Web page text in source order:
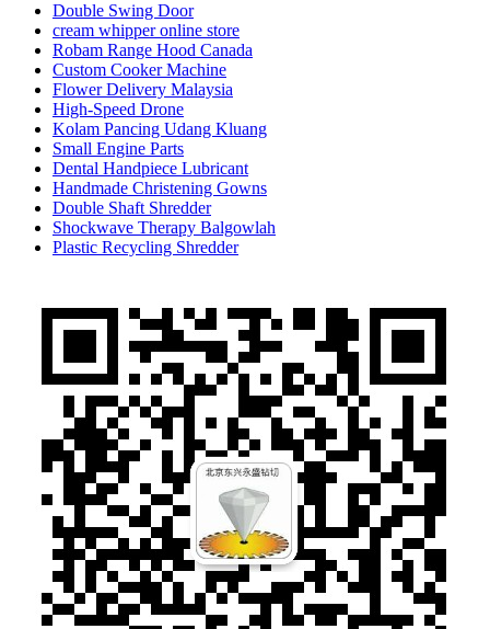
Double Swing Door
cream whipper online store
Robam Range Hood Canada
Custom Cooker Machine
Flower Delivery Malaysia
High-Speed Drone
Kolam Pancing Udang Kluang
Small Engine Parts
Dental Handpiece Lubricant
Handmade Christening Gowns
Double Shaft Shredder
Shockwave Therapy Balgowlah
Plastic Recycling Shredder